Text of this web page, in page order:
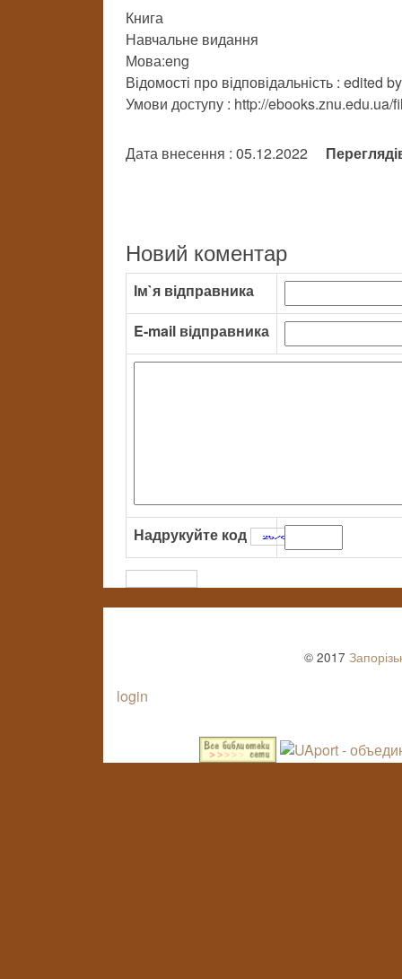
Книга
Навчальне видання
Мова:eng
Відомості про відповідальність : edited
Умови доступу : http://
Дата внесення : 05.12.2022
Новий коментар
Ім`я відправника
E-mail відправника
Надрукуйте код
© 2017
login